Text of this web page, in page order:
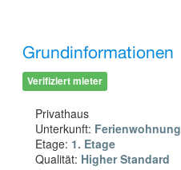
Grundinformationen
Verifiziert mieter
Privathaus
Unterkunft: Ferienwohnung
Etage: 1. Etage
Qualität: Higher Standard